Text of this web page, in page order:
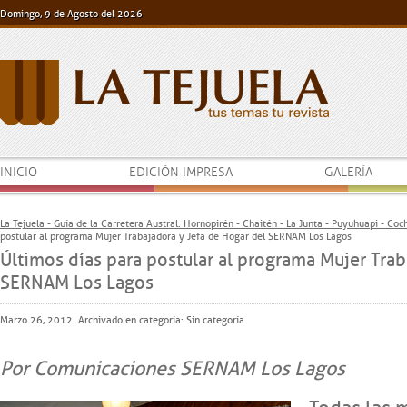
Domingo, 9 de Agosto del 2026
INICIO EDICIÓN IMPRESA GALERÍA
La Tejuela - Guía de la Carretera Austral: Hornopirén - Chaitén - La Junta - Puyuhuapi -
postular al programa Mujer Trabajadora y Jefa de Hogar del SERNAM Los Lagos
Últimos días para postular al programa Mujer
SERNAM Los Lagos
Marzo 26, 2012. Archivado en categoría: Sin categoría
Por Comunicaciones SERNAM Los Lagos